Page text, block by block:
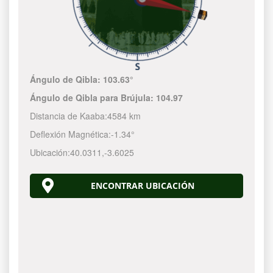
Ángulo de Qibla: 103.63°
Ángulo de Qibla para Brújula: 104.97
Distancia de Kaaba:4584 km
Deflexión Magnética:-1.34°
Ubicación:40.0311 ,-3.6025
ENCONTRAR UBICACIÓN